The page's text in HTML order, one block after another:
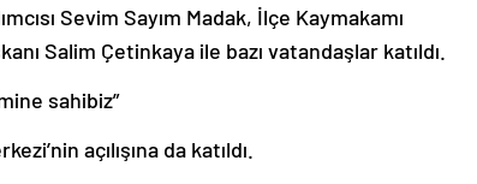
Sevim Sayım Madak, İlçe Kaymakamı
Salim Çetinkaya ile bazı vatandaşlar katıldı.
sahibiz”
açılışına da katıldı.